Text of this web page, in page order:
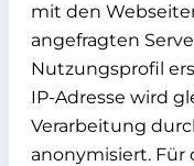
mit den
angefragten
Nutzungsprofil
IP-Adresse wird
Verarbeitung
anonymisiert. Für